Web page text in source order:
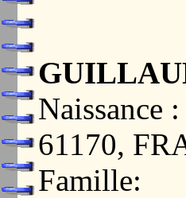
Naissance
61170,
Famille: